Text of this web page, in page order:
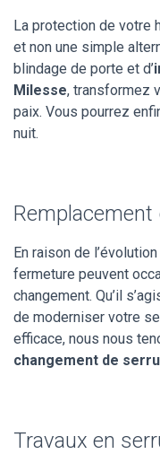
La protection de votre
et non une simple
blindage de porte et d’
Milesse, transformez
paix. Vous pourrez
nuit.
Remplacement
En raison de
fermeture peuvent
changement. Qu’il
de moderniser votre
efficace, nous nous
changement de
Travaux en